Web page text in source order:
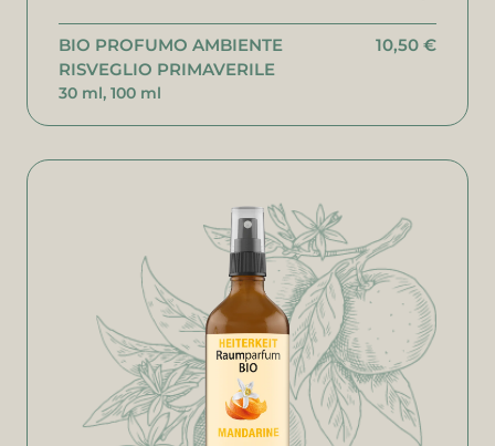
BIO PROFUMO AMBIENTE
RISVEGLIO PRIMAVERILE
30 ml, 100 ml
10,50 €